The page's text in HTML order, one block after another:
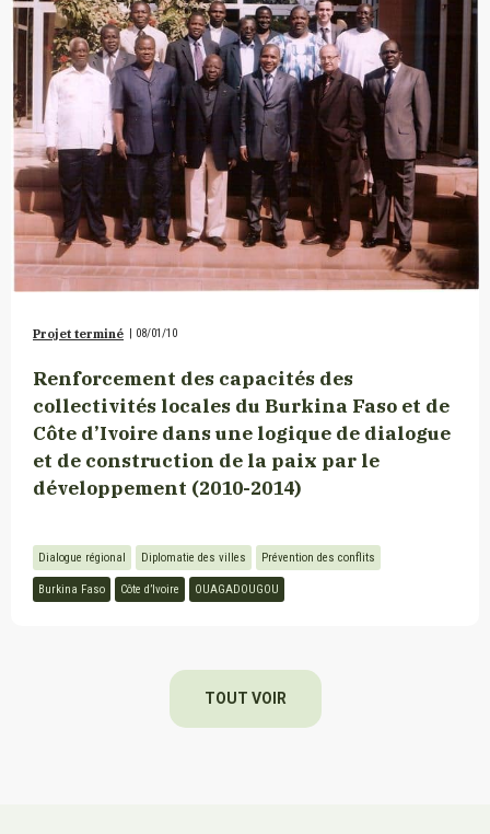
Projet terminé | 08/01/10
Renforcement des capacités des
collectivités locales du Burkina Faso et de
Côte d’Ivoire dans une logique de dialogue
et de construction de la paix par le
développement (2010-2014)
Dialogue régional Diplomatie des villes Prévention des conflits
Burkina Faso Côte d’Ivoire OUAGADOUGOU
TOUT VOIR